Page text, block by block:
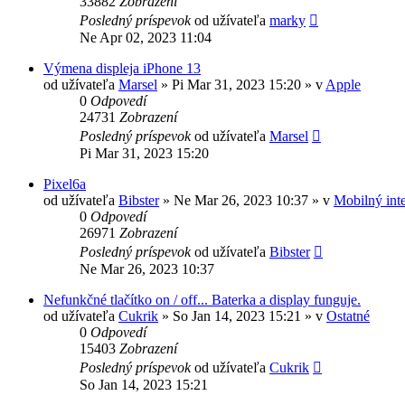
Posledný príspevokod užívateľa marky
Ne Apr 02, 2023 11:04
Výmena displeja iPhone 13
od užívateľa Marsel » Pi Mar 31, 2023 15:20 » v Apple
0 Odpovedí
24731 Zobrazení
Posledný príspevokod užívateľa Marsel
Pi Mar 31, 2023 15:20
Pixel6a
od užívateľa Bibster» Ne Mar 26, 2023 10:37 » v Mobilný
0 Odpovedí
26971 Zobrazení
Posledný príspevokod užívateľa Bibster
Ne Mar 26, 2023 10:37
Nefunkčné tlačítko on / off... Baterka a display funguje.
od užívateľa Cukrik » So Jan 14, 2023 15:21 » v Ostatné
0 Odpovedí
15403 Zobrazení
Posledný príspevokod užívateľa Cukrik
So Jan 14, 2023 15:21